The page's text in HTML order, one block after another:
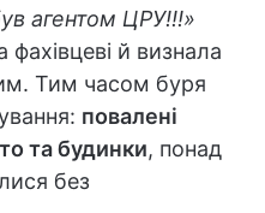
агентом ЦРУ!!!»
й визнала
Тим часом буря
повалені
та будинки, понад
без